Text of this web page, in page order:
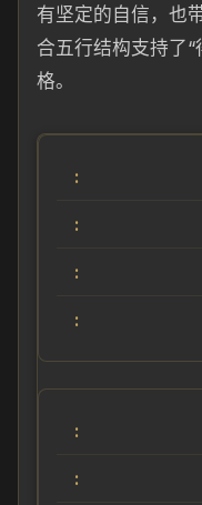
有坚定的自信，也
合五行结构支持了
格。